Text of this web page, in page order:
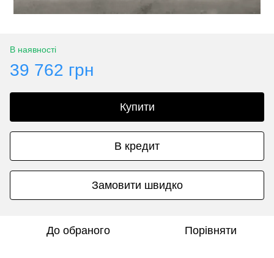
В наявності
39 762 грн
Купити
В кредит
Замовити швидко
До обраного Порівняти